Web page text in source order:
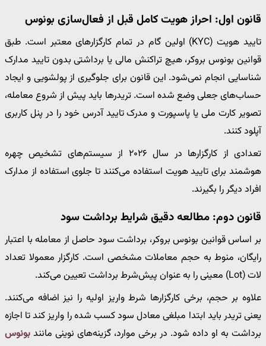
قانون اول: احراز هویت کامل قبل از فعال‌سازی بونوس
تایید هویت (KYC) اولین گام در تمام کارگزارهای معتبر است. طبق
قوانین بونوس بروکر، هیچ تراکنش مالی یا برداشتی بدون تایید مدارک
شناسایی انجام نمی‌شود. این قانون برای جلوگیری از پولشویی و ایجاد
حساب‌های جعلی وضع شده است. تریدرها باید پیش از شروع معامله،
تصویر کارت ملی یا پاسپورت و مدرک تایید آدرس خود را در پنل کاربری
آپلود کنند.
تعدادی از کارگزارها در سال ۲۰۲۶ از سیستم‌های تشخیص چهره
هوشمند برای تایید هویت استفاده می‌کنند تا جلوی استفاده از مدارک
افراد دیگر را بگیرند.
قانون دوم: مطالعه دقیق شرایط برداشت سود
بر اساس قوانین بونوس بروکر، برداشت سود حاصل از معامله با اعتبار
رایگان، منوط به حجم معاملات مشخصی است. کارگزار معمولا تعداد
لات (Lot) معینی را به عنوان پیش‌شرط برداشت تعیین می‌کند.
علاوه بر حجم، برخی کارگزارها شرط واریز اولیه را نیز اضافه می‌کنند.
یعنی تریدر باید ابتدا مبلغی معادل سود کسب شده را واریز کند تا اجازه
برداشت به او داده شود. در برخی موارد، گزینه‌های نوینی مانند بونوس